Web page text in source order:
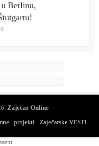
Berlinu,
Zaječar Online
projekti Zaječarske VESTI